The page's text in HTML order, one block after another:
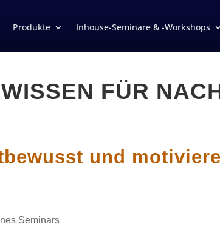
Produkte Inhouse-Seminare & -Workshops
FÜR
und